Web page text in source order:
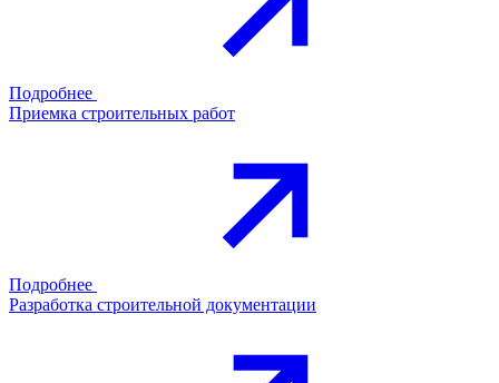
Подробнее
Приемка строительных работ
Подробнее
Разработка строительной документации